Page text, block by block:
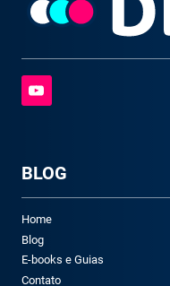
BLOG
Home
Blog
E-books e Guias
Contato